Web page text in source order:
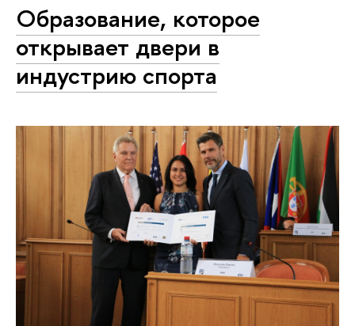
Образование, которое
открывает двери в
индустрию спорта